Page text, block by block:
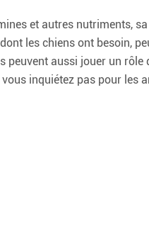
et autres nutriments,
les chiens ont besoin,
aussi jouer un
inquiétez pas pour les